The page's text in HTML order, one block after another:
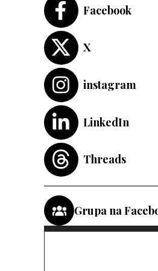
Facebook
X
instagram
LinkedIn
Threads
Grupa na